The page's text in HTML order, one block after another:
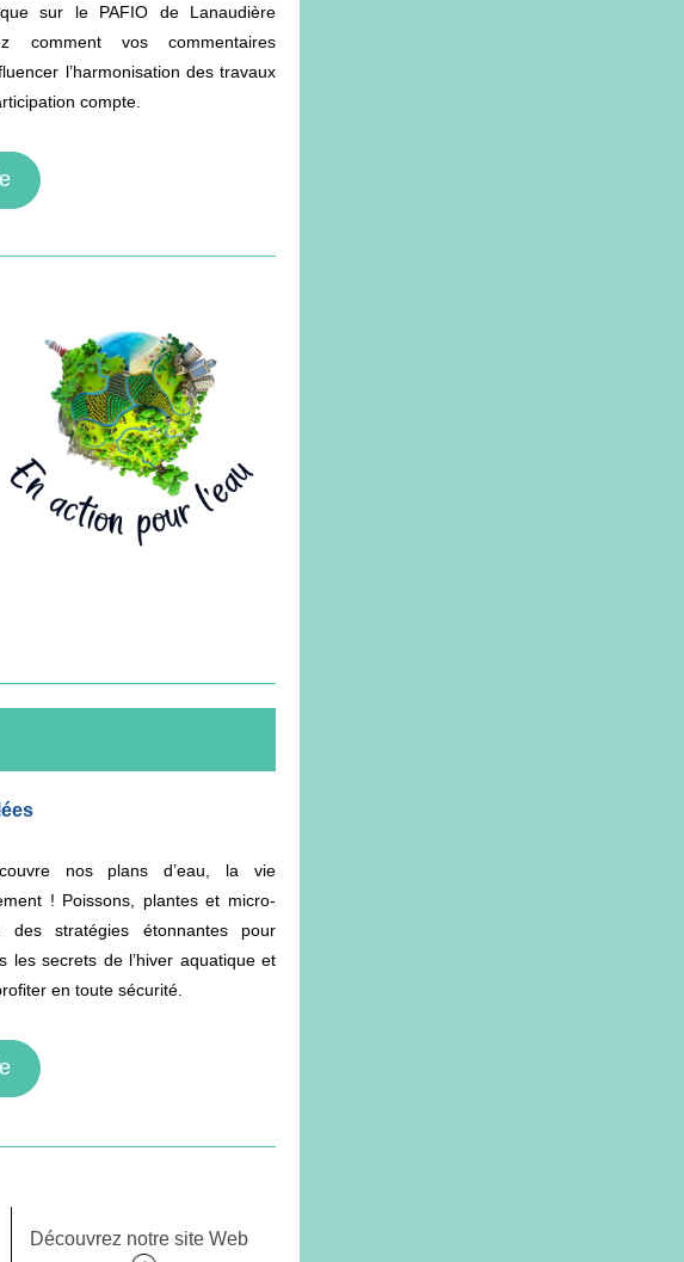
sur le PAFIO de Lanaudière
comment vos commentaires
l’harmonisation des travaux
compte.
nos plans d’eau, la vie
! Poissons, plantes et micro-
des stratégies étonnantes pour
les secrets de l’hiver aquatique et
en toute sécurité.
Découvrez notre site Web